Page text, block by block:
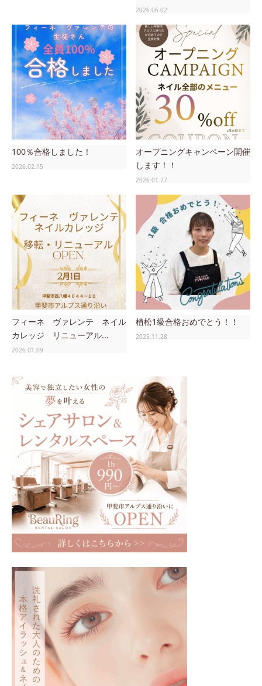
2026.06.02
100％合格しました！
2026.02.15
オープニングキャンペーン開催
します！！
2026.01.27
フィーネ ヴァレンテ ネイル
カレッジ リニューアル...
2026.01.09
植松1級合格おめでとう！！
2025.11.28